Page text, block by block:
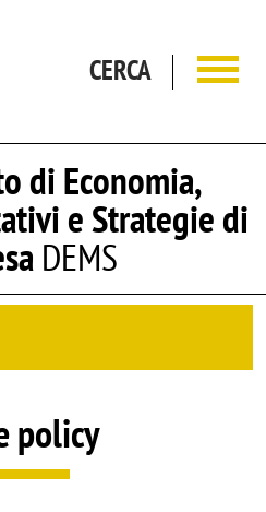
CERCA
di Economia,
e Strategie di
DEMS
policy